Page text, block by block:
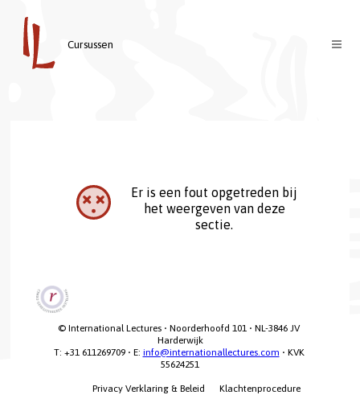
Cursussen
Welkom
Visie & Missie
Contact
Inloggen
Er is een fout opgetreden bij
het weergeven van deze
sectie.
© International Lectures • Noorderhoofd 101 • NL-3846 JV
Harderwijk
T: +31 611269709 • E: info@internationallectures.com • KVK
55624251
Privacy Verklaring & Beleid
Klachtenprocedure